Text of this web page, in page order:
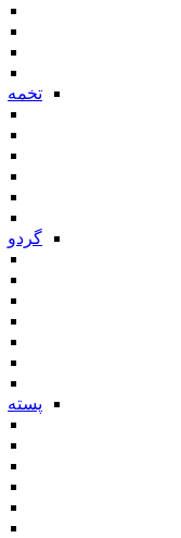
تخمه
گردو
پسته